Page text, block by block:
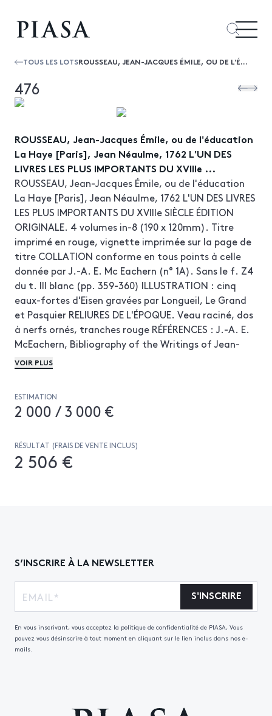
TOUS LES LOTS ROUSSEAU, JEAN-JACQUES ÉMILE, OU DE L'ÉDUCATION LA HAYE [PARIS], JEAN NÉAULME, 1762 L'UN DES LIVRES LES PLUS IMPORTANTS DU XVIIIE ...
476
ROUSSEAU, Jean-Jacques Émile, ou de l'éducation
La Haye [Paris], Jean Néaulme, 1762 L'UN DES
LIVRES LES PLUS IMPORTANTS DU XVIIIe ...
ROUSSEAU, Jean-Jacques Émile, ou de l'éducation
La Haye [Paris], Jean Néaulme, 1762 L'UN DES LIVRES
LES PLUS IMPORTANTS DU XVIIIe SIÈCLE ÉDITION
ORIGINALE. 4 volumes in-8 (190 x 120mm). Titre
imprimé en rouge, vignette imprimée sur la page de
titre COLLATION conforme en tous points à celle
donnée par J.-A. E. Mc Eachern (n° 1A). Sans le f. Z4
du t. III blanc (pp. 359-360) ILLUSTRATION : cinq
eaux-fortes d'Eisen gravées par Longueil, Le Grand
et Pasquier RELIURES DE L'ÉPOQUE. Veau raciné, dos
à nerfs ornés, tranches rouge RÉFÉRENCES : J.-A. E.
McEachern, Bibliography of the Writings of Jean-
Jacques Rousseau, 2, Oxford, 1989, pp. 73-81, n° 1A
(qui signale au passage qu'il n'y a jamais de faux-
-- Cohen-de Ricci, 903 Petites retaurations sur le
plat supérieur du tome I
VOIR PLUS
ESTIMATION
2 000 / 3 000 €
RÉSULTAT (FRAIS DE VENTE INCLUS)
2 506 €
S’INSCRIRE À LA NEWSLETTER
S'INSCRIRE
En vous inscrivant, vous acceptez la politique de confidentialité de PIASA, Vous
pouvez vous désinscrire à tout moment en cliquant sur le lien inclus dans nos e-
mails.